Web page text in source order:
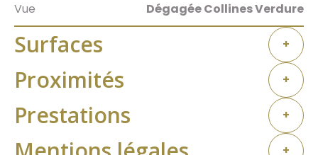
Vue Dégagée Collines Verdure
Surfaces +
Proximités +
Prestations +
+